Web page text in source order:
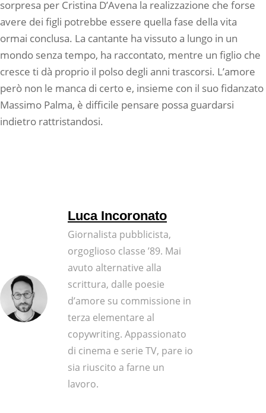
sorpresa per Cristina D’Avena la realizzazione che forse
avere dei figli potrebbe essere quella fase della vita
ormai conclusa. La cantante ha vissuto a lungo in un
mondo senza tempo, ha raccontato, mentre un figlio che
cresce ti dà proprio il polso degli anni trascorsi. L’amore
però non le manca di certo e, insieme con il suo fidanzato
Massimo Palma, è difficile pensare possa guardarsi
indietro rattristandosi.
Luca Incoronato
Giornalista pubblicista,
orgoglioso classe ’89. Mai
avuto alternative alla
scrittura, dalle poesie
d’amore su commissione in
terza elementare al
copywriting. Appassionato
di cinema e serie TV, pare io
sia riuscito a farne un
lavoro.